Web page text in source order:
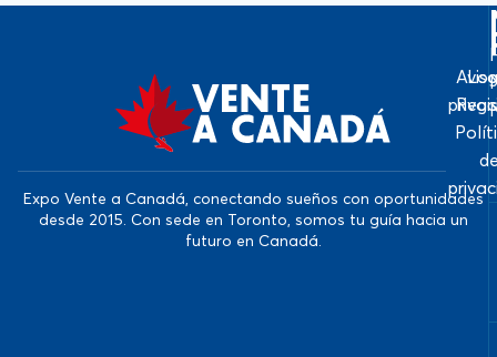
Expo Vente a Canadá, conectando sueños con oportunidades
desde 2015. Con sede en Toronto, somos tu guía hacia un
futuro en Canadá.